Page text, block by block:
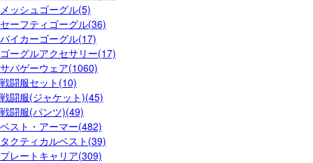
メッシュゴーグル(5)
セーフティゴーグル(36)
バイカーゴーグル(17)
ゴーグルアクセサリー(17)
サバゲーウェア(1060)
戦闘服セット(10)
戦闘服(ジャケット)(45)
戦闘服(パンツ)(49)
ベスト・アーマー(482)
タクティカルベスト(39)
プレートキャリア(309)